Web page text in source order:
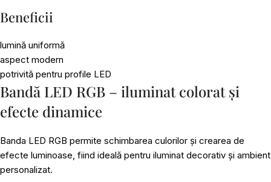
Beneficii
lumină uniformă
aspect modern
potrivită pentru profile LED
Bandă LED RGB – iluminat colorat și
efecte dinamice
Banda LED RGB permite schimbarea culorilor și crearea de
efecte luminoase, fiind ideală pentru iluminat decorativ și ambient
personalizat.